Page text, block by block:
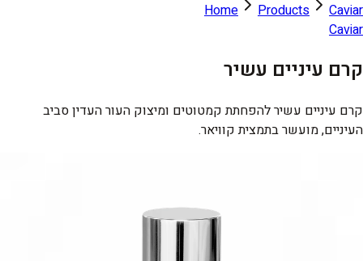
Home Products
Caviar
Caviar
קרם עיניים עשיר
קרם עיניים עשיר להפחתת קמטוטים ומיצוק העור העדין סביב
העיניים, מועשר בתמצית קוויאר.